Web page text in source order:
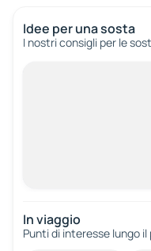
Idee per una sosta
I nostri consigli per le
In viaggio
Punti di interesse lungo il